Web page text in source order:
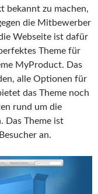
bekannt zu machen,
die Mitbewerber
Webseite ist dafür
Theme für
MyProduct. Das
alle Optionen für
das Theme noch
rund um die
Das Theme ist
an.